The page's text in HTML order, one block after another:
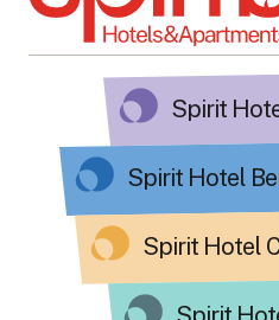
Spirit
Spirit Hotel
Spirit Hotel